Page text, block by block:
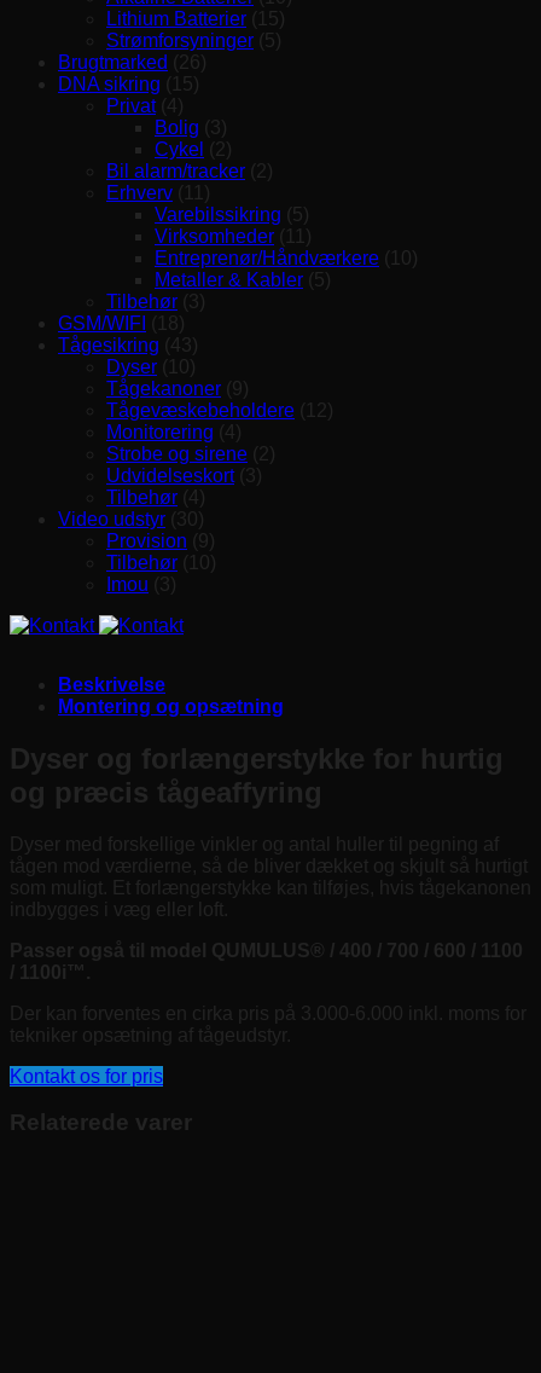
Lithium Batterier (15)
Strømforsyninger (5)
Brugtmarked (26)
DNA sikring (15)
Privat (4)
Bolig (3)
Cykel (2)
Bil alarm/tracker (2)
Erhverv (11)
Varebilssikring (5)
Virksomheder (11)
Entreprenør/Håndværkere (10)
Metaller & Kabler (5)
Tilbehør (3)
GSM/WIFI (18)
Tågesikring (43)
Dyser (10)
Tågekanoner (9)
Tågevæskebeholdere (12)
Monitorering (4)
Strobe og sirene (2)
Udvidelseskort (3)
Tilbehør (4)
Video udstyr (30)
Provision (9)
Tilbehør (10)
Imou (3)
Beskrivelse
Montering og opsætning
Dyser og forlængerstykke for hurtig
og præcis tågeaffyring
Dyser med forskellige vinkler og antal huller til pegning af
tågen mod værdierne, så de bliver dækket og skjult så hurtigt
som muligt. Et forlængerstykke kan tilføjes, hvis tågekanonen
indbygges i væg eller loft.
Passer også til model QUMULUS® / 400 / 700 / 600 / 1100
/ 1100i™.
Der kan forventes en cirka pris på 3.000-6.000 inkl. moms for
tekniker opsætning af tågeudstyr.
Kontakt os for pris
Relaterede varer